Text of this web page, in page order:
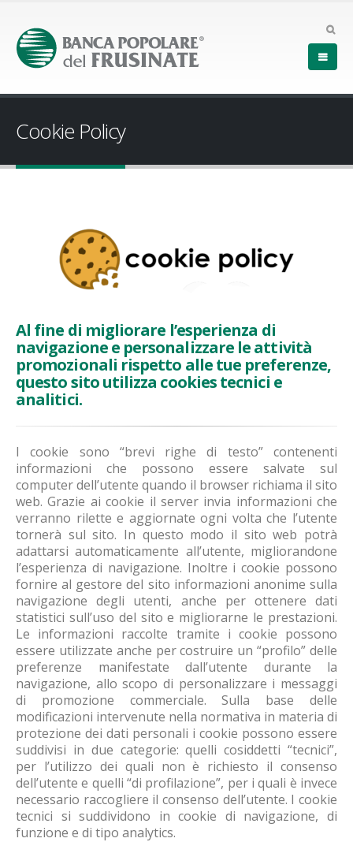
Cookie Policy
Al fine di migliorare l’esperienza di
navigazione e personalizzare le attività
promozionali rispetto alle tue preferenze,
questo sito utilizza cookies tecnici e
analitici.
I cookie sono “brevi righe di testo” contenenti
informazioni che possono essere salvate sul
computer dell’utente quando il browser richiama il sito
web. Grazie ai cookie il server invia informazioni che
verranno rilette e aggiornate ogni volta che l’utente
tornerà sul sito. In questo modo il sito web potrà
adattarsi automaticamente all’utente, migliorandone
l’esperienza di navigazione. Inoltre i cookie possono
fornire al gestore del sito informazioni anonime sulla
navigazione degli utenti, anche per ottenere dati
statistici sull’uso del sito e migliorarne le prestazioni.
Le informazioni raccolte tramite i cookie possono
essere utilizzate anche per costruire un “profilo” delle
preferenze manifestate dall’utente durante la
navigazione, allo scopo di personalizzare i messaggi
di promozione commerciale. Sulla base delle
modificazioni intervenute nella normativa in materia di
protezione dei dati personali i cookie possono essere
suddivisi in due categorie: quelli cosiddetti “tecnici”,
per l’utilizzo dei quali non è richiesto il consenso
dell’utente e quelli “di profilazione”, per i quali è invece
necessario raccogliere il consenso dell’utente. I cookie
tecnici si suddividono in cookie di navigazione, di
funzione e di tipo analytics.